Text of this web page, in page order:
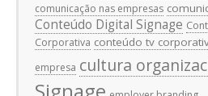
comunicação nas empresas
Conteúdo Digital Signage
Corporativa conteúdo tv
empresa cultura